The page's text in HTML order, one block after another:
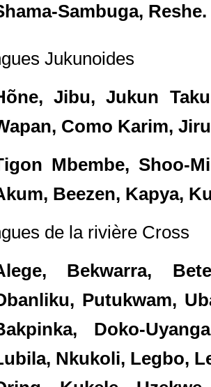
Sambuga, Reshe.
Jukunoides
Jibu, Jukun
Como Karim,
Mbembe, Shoo-
Beezen, Kapya,
de la rivière Cross
Bekwarra,
Putukwam,
Doko-
Nkukoli, Legbo,